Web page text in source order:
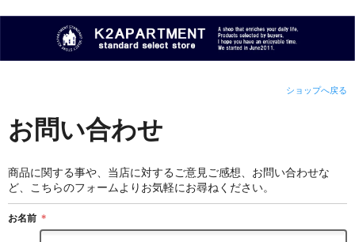
ショップへ戻る
お問い合わせ
商品に関する事や、当店に対するご意見ご感想、お問い合わせな
ど、こちらのフォームよりお気軽にお尋ねください。
お名前 ＊